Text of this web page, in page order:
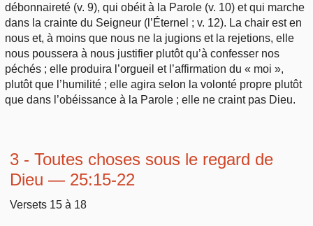
débonnaireté (v. 9), qui obéit à la Parole (v. 10) et qui marche
dans la crainte du Seigneur (l’Éternel ; v. 12). La chair est en
nous et, à moins que nous ne la jugions et la rejetions, elle
nous poussera à nous justifier plutôt qu’à confesser nos
péchés ; elle produira l’orgueil et l’affirmation du « moi »,
plutôt que l’humilité ; elle agira selon la volonté propre plutôt
que dans l’obéissance à la Parole ; elle ne craint pas Dieu.
3 - Toutes choses sous le regard de
Dieu — 25:15-22
Versets 15 à 18